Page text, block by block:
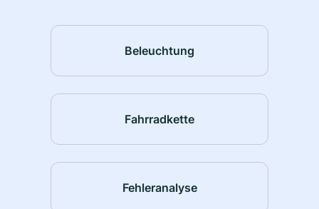
Beleuchtung
Fahrradkette
Fehleranalyse